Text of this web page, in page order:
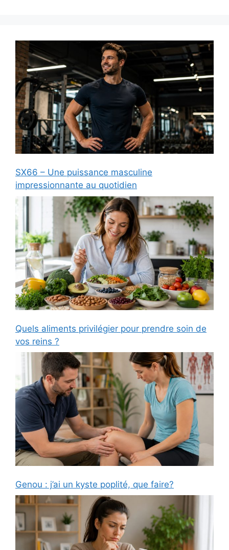
SX66 – Une puissance masculine
impressionnante au quotidien
Quels aliments privilégier pour prendre soin de
vos reins ?
Genou : j’ai un kyste poplité, que faire?